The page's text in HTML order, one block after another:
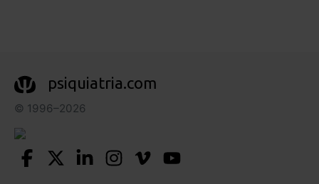
psiquiatria.com
© 1996–2026